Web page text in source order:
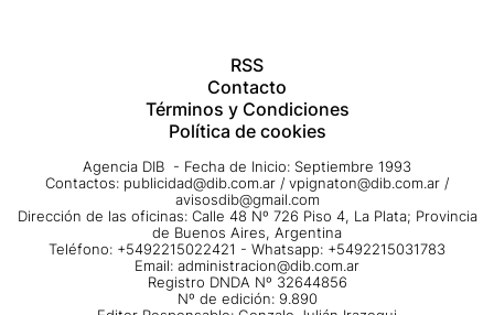
RSS
Contacto
Términos y Condiciones
Política de cookies
Agencia DIB - Fecha de Inicio: Septiembre 1993
Contactos: publicidad@dib.com.ar / vpignaton@dib.com.ar /
avisosdib@gmail.com
Dirección de las oficinas: Calle 48 Nº 726 Piso 4, La Plata; Provincia
de Buenos Aires, Argentina
Teléfono: +5492215022421 - Whatsapp: +5492215031783
Email: administracion@dib.com.ar
Registro DNDA Nº 32644856
Nº de edición: 9.890